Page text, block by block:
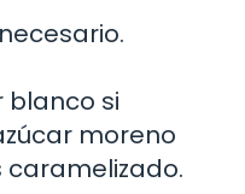
blanco si
moreno